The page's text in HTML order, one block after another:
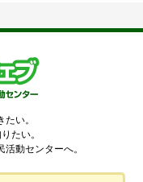
い。
たい。
動センターへ。